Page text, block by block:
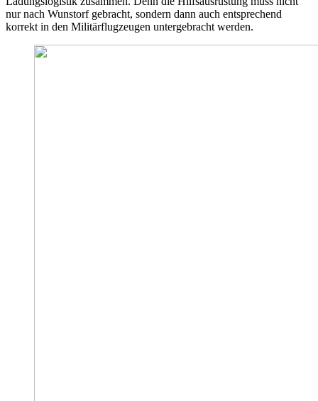
nur nach Wunstorf gebracht, sondern dann auch entsprechend
korrekt in den Militärflugzeugen untergebracht werden.